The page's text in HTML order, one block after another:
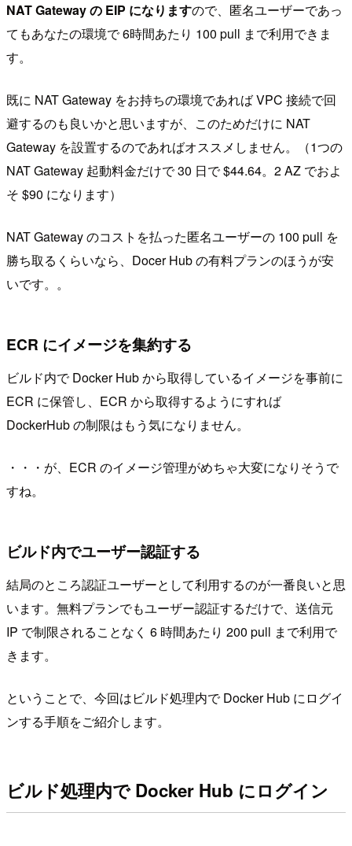
NAT Gateway の EIP になりますので、匿名ユーザーであっ
てもあなたの環境で 6時間あたり 100 pull まで利用できま
す。
既に NAT Gateway をお持ちの環境であれば VPC 接続で回
避するのも良いかと思いますが、このためだけに NAT
Gateway を設置するのであればオススメしません。（1つの
NAT Gateway 起動料金だけで 30 日で $44.64。2 AZ でおよ
そ $90 になります）
NAT Gateway のコストを払った匿名ユーザーの 100 pull を
勝ち取るくらいなら、Docer Hub の有料プランのほうが安
いです。。
ECR にイメージを集約する
ビルド内で Docker Hub から取得しているイメージを事前に
ECR に保管し、ECR から取得するようにすれば
DockerHub の制限はもう気になりません。
・・・が、ECR のイメージ管理がめちゃ大変になりそうで
すね。
ビルド内でユーザー認証する
結局のところ認証ユーザーとして利用するのが一番良いと思
います。無料プランでもユーザー認証するだけで、送信元
IP で制限されることなく 6 時間あたり 200 pull まで利用で
きます。
ということで、今回はビルド処理内で Docker Hub にログイ
ンする手順をご紹介します。
ビルド処理内で Docker Hub にログイン